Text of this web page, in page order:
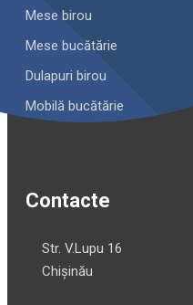
Mese birou
Mese bucătărie
Dulapuri birou
Mobilă bucătărie
Contacte
Str. V.Lupu 16
Chișinău